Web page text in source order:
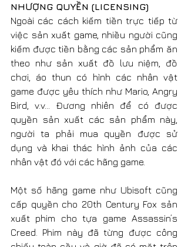
NHƯỢNG QUYỀN (LICENSING)
Ngoài các cách kiếm tiền trực tiếp từ
việc sản xuất game, nhiều người cũng
kiếm được tiền bằng các sản phẩm ăn
theo như sản xuất đồ lưu niệm, đồ
chơi, áo thun có hình các nhân vật
game được yêu thích như Mario, Angry
Bird, v.v… Đương nhiên để có được
quyền sản xuất các sản phẩm này,
người ta phải mua quyền được sử
dụng và khai thác hình ảnh của các
nhân vật đó với các hãng game.
Một số hãng game như Ubisoft cũng
cấp quyền cho 20th Century Fox sản
xuất phim cho tựa game Assassin’s
Creed. Phim này đã từng được công